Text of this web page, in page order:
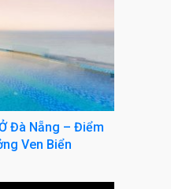
Đà Nẵng – Điểm
Ven Biển